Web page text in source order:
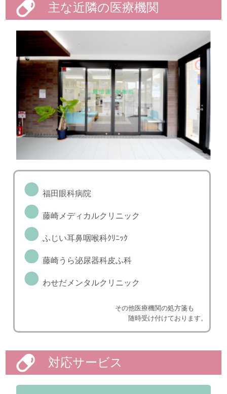
主な近隣の医療機関
福田眼科病院
藤崎メディカルクリニック
ふじい耳鼻咽喉科ｸﾘﾆｯｸ
藤崎うら泌尿器科皮ふ科
わせだメンタルクリニック
その他医療機関の処方箋も
随時受け付けております。
対応サービス